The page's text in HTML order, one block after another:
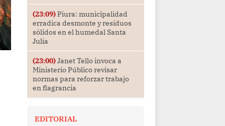
(23:09)Piura: municipalidad
erradica desmonte y residuos
sólidos en el humedal Santa
Julia
(23:00)Janet Tello invoca a
Ministerio Público revisar
normas para reforzar trabajo
en flagrancia
EDITORIAL